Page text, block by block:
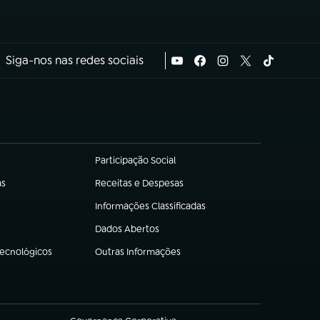
Siga-nos nas redes sociais
Participação Social
(abre em nova aba)
Receitas e Despesas
(abre em nova aba)
Informações Classificadas
(abre em nova aba)
Dados Abertos
(abre em nova aba)
Outras Informações
(abre em nova aba)